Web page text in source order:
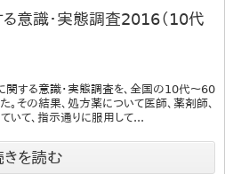
意識・実態調査2016（10代
関する意識・実態調査を、全国の10代～60
その結果、処方薬について医師、薬剤師、
いて、指示通りに服用して...
きを読む